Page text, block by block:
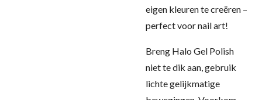
eigen kleuren te creëren –
perfect voor nail art!
Breng Halo Gel Polish
niet te dik aan, gebruik
lichte gelijkmatige